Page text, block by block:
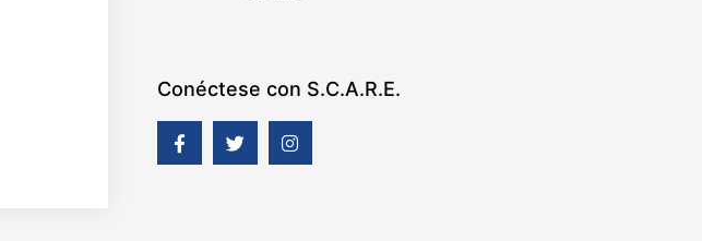
Conéctese con S.C.A.R.E.